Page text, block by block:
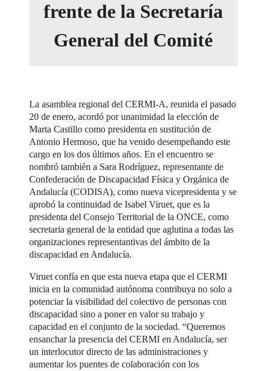
frente de la Secretaría
General del Comité
La asamblea regional del CERMI-A, reunida el pasado
20 de enero, acordó por unanimidad la elección de
Marta Castillo como presidenta en sustitución de
Antonio Hermoso, que ha venido desempeñando este
cargo en los dos últimos años. En el encuentro se
nombró también a Sara Rodríguez, representante de
Confederación de Discapacidad Física y Orgánica de
Andalucía (CODISA), como nueva vicepresidenta y se
aprobó la continuidad de Isabel Viruet, que es la
presidenta del Consejo Territorial de la ONCE, como
secretaria general de la entidad que aglutina a todas las
organizaciones representantivas del ámbito de la
discapacidad en Andalucía.
Viruet confía en que esta nueva etapa que el CERMI
inicia en la comunidad autónoma contribuya no solo a
potenciar la visibilidad del colectivo de personas con
discapacidad sino a poner en valor su trabajo y
capacidad en el conjunto de la sociedad. “Queremos
ensanchar la presencia del CERMI en Andalucía, ser
un interlocutor directo de las administraciones y
aumentar los puentes de colaboración con los